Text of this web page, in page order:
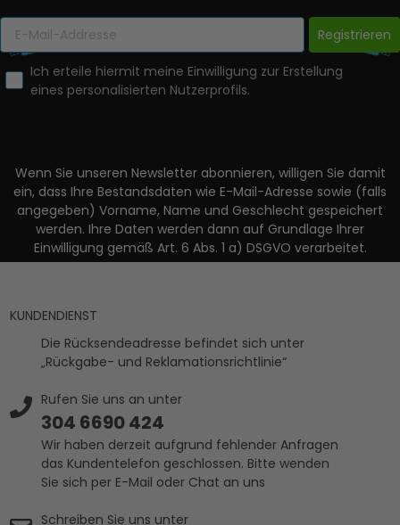
Registrieren
Ich erteile hiermit meine Einwilligung zur Erstellung
eines personalisierten Nutzerprofils.
Wenn Sie unseren Newsletter abonnieren, willigen Sie damit
ein, dass Ihre Bestandsdaten wie E-Mail-Adresse sowie (falls
angegeben) Vorname, Name und Geschlecht gespeichert
werden. Ihre Daten werden dann auf Grundlage Ihrer
Einwilligung gemäß Art. 6 Abs. 1 a) DSGVO verarbeitet.
KUNDENDIENST
Die Rücksendeadresse befindet sich unter
„Rückgabe- und Reklamationsrichtlinie“
Rufen Sie uns an unter
304 6690 424
Wir haben derzeit aufgrund fehlender Anfragen
das Kundentelefon geschlossen. Bitte wenden
Sie sich per E-Mail oder Chat an uns
Schreiben Sie uns unter